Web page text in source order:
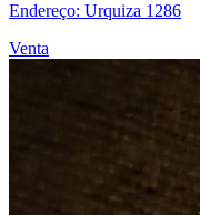
Endereço: Urquiza 1286
Venta